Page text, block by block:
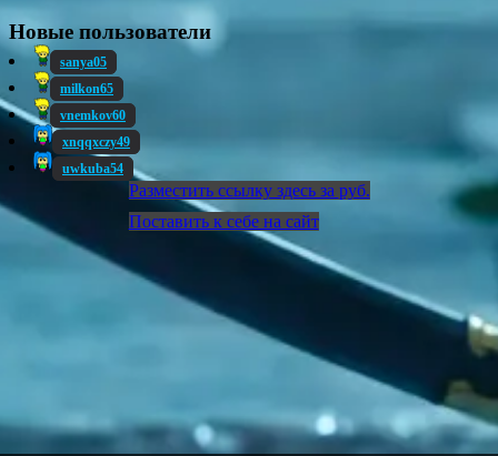
Новые пользователи
sanya05
milkon65
vnemkov60
xnqqxczy49
uwkuba54
Разместить ссылку здесь за руб.
Поставить к себе на сайт